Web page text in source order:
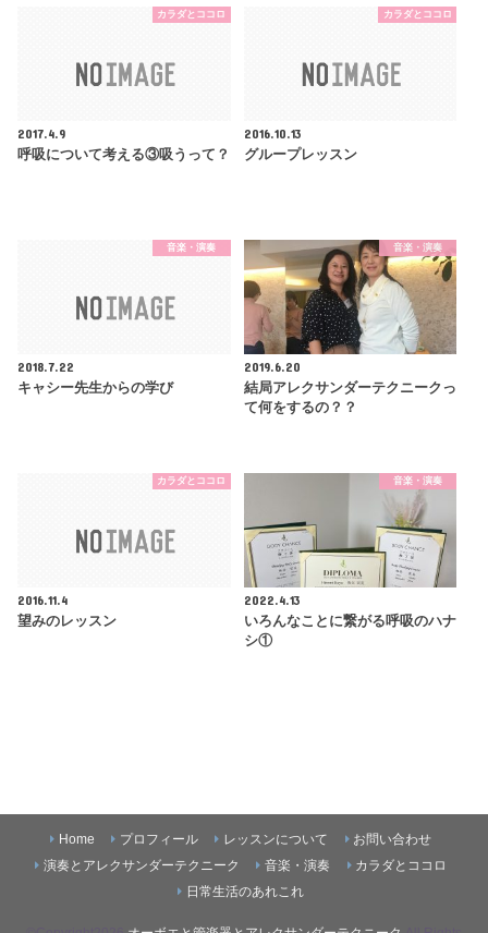
カラダとココロ
2017.4.9
呼吸について考える③吸うって？
カラダとココロ
2016.10.13
グループレッスン
音楽・演奏
2018.7.22
キャシー先生からの学び
音楽・演奏
2019.6.20
結局アレクサンダーテクニークっ
て何をするの？？
カラダとココロ
2016.11.4
望みのレッスン
音楽・演奏
2022.4.13
いろんなことに繋がる呼吸のハナ
シ①
Home プロフィール レッスンについて
お問い合わせ
演奏とアレクサンダーテクニーク
音楽・演奏
カラダとココロ
日常生活のあれこれ